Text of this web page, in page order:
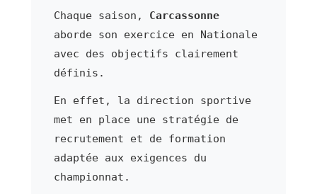
Chaque saison, Carcassonne
aborde son exercice en Nationale
avec des objectifs clairement
définis.
En effet, la direction sportive
met en place une stratégie de
recrutement et de formation
adaptée aux exigences du
championnat.